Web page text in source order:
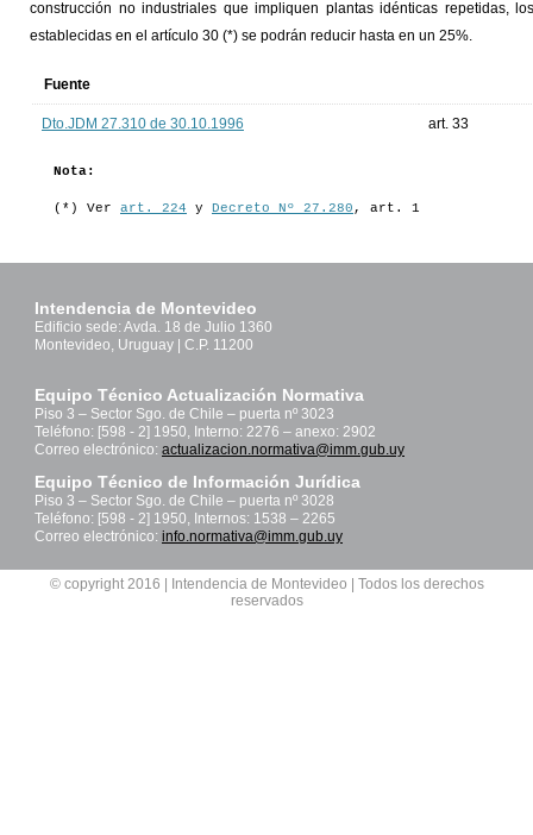
construcción no industriales que impliquen plantas idénticas repetidas,
establecidas en el artículo 30 (*) se podrán reducir hasta en un 25%.
Fuente
Dto.JDM 27.310 de 30.10.1996 art. 33
Nota:
(*) Ver art. 224 y Decreto Nº 27.280 , art. 1
Intendencia de Montevideo
Edificio sede: Avda. 18 de Julio 1360
Montevideo, Uruguay | C.P. 11200
Equipo Técnico Actualización Normativa
Piso 3 – Sector Sgo. de Chile – puerta nº 3023
Teléfono: [598 - 2] 1950, Interno: 2276 – anexo: 2902
Correo electrónico: actualizacion.normativa@imm.gub.uy
Equipo Técnico de Información Jurídica
Piso 3 – Sector Sgo. de Chile – puerta nº 3028
Teléfono: [598 - 2] 1950, Internos: 1538 – 2265
Correo electrónico: info.normativa@imm.gub.uy
© copyright 2016 | Intendencia de Montevideo | Todos los derechos
reservados